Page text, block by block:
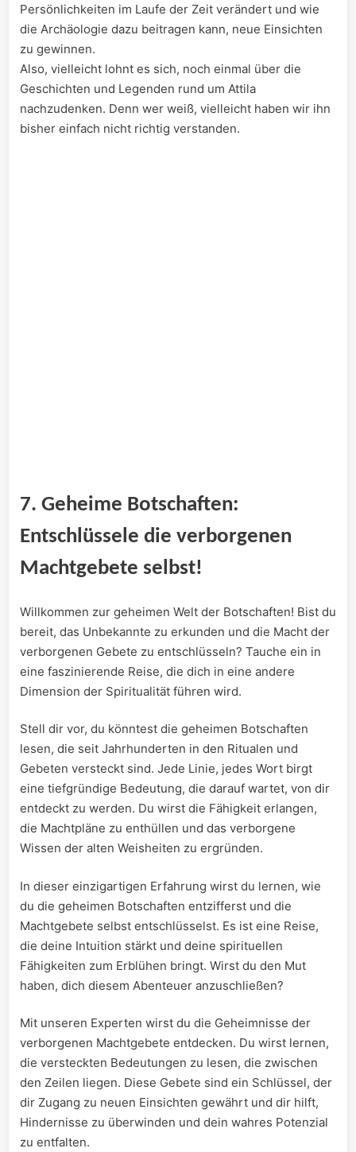
Persönlichkeiten im Laufe der‌ Zeit verändert und ⁢wie
die Archäologie dazu beitragen kann, ⁣neue⁤ Einsichten⁤
zu gewinnen.
Also, vielleicht lohnt es sich, noch ⁣einmal über die
Geschichten und Legenden rund ​um Attila
nachzudenken. Denn wer ⁣weiß, ​vielleicht haben wir ihn
bisher ⁢einfach nicht richtig verstanden.
7. Geheime Botschaften:
‌Entschlüssele‍ die verborgenen
Machtgebete selbst!
Willkommen⁢ zur⁣ geheimen Welt der ‍Botschaften! Bist du
bereit, das Unbekannte ​zu erkunden und die Macht ⁣der
verborgenen Gebete zu entschlüsseln? Tauche​ ein in
⁢eine ‌faszinierende Reise, die dich in eine andere
Dimension der Spiritualität führen wird.
Stell dir vor, du könntest die geheimen Botschaften
lesen, die seit Jahrhunderten in den⁤ Ritualen und
Gebeten versteckt ⁢sind. Jede ​Linie, jedes Wort birgt
eine tiefgründige Bedeutung,⁢ die darauf wartet, von dir
⁣entdeckt ​zu werden. Du wirst die Fähigkeit erlangen,‌
die Machtpläne⁣ zu enthüllen und‌ das ⁤verborgene
⁢Wissen der ​alten Weisheiten‍ zu ergründen.
In⁢ dieser einzigartigen Erfahrung wirst du lernen, wie
du die geheimen Botschaften⁤ entzifferst‍ und die
Machtgebete‌ selbst entschlüsselst. Es⁣ ist⁣ eine ‍Reise,
die deine⁣ Intuition stärkt und deine spirituellen
Fähigkeiten zum Erblühen​ bringt. Wirst du den Mut
haben,⁣ dich ‌diesem‌ Abenteuer anzuschließen?
Mit‌ unseren Experten⁣ wirst‌ du die Geheimnisse der
verborgenen Machtgebete entdecken. Du wirst ⁢lernen,
die versteckten Bedeutungen zu lesen, die‍ zwischen​
den⁢ Zeilen liegen. Diese Gebete sind‍ ein Schlüssel, der
dir Zugang zu neuen‌ Einsichten gewährt und⁣ dir hilft,
Hindernisse zu überwinden ⁣und dein wahres ​Potenzial
zu‌ entfalten.